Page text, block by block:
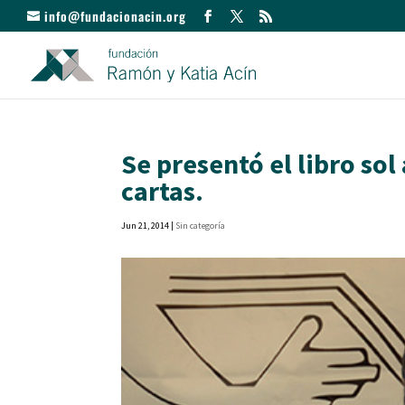
info@fundacionacin.org
Se presentó el libro
cartas.
Jun 21, 2014 | Sin categoría